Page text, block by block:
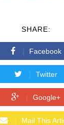
SHARE:
Facebook
Twitter
Google+
Mail This